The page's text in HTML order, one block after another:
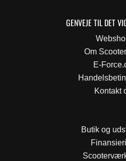
GENVEJE TIL DET
Om
E-
Kontakt
Butik og